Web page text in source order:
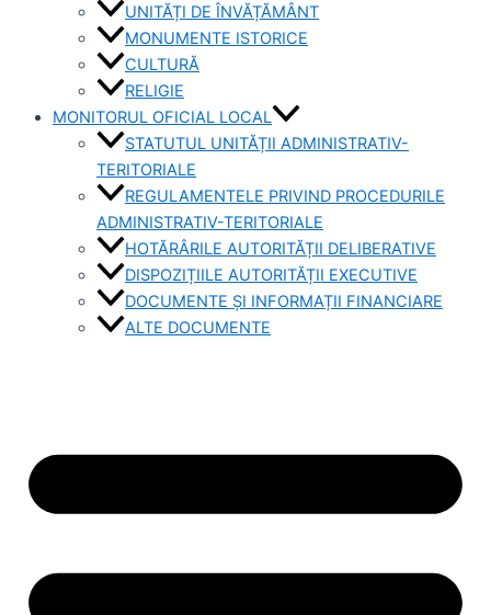
UNITĂȚI DE ÎNVĂȚĂMÂNT
MONUMENTE ISTORICE
CULTURĂ
RELIGIE
MONITORUL OFICIAL LOCAL
STATUTUL UNITĂȚII ADMINISTRATIV-
TERITORIALE
REGULAMENTELE PRIVIND PROCEDURILE
ADMINISTRATIV-TERITORIALE
HOTĂRÂRILE AUTORITĂȚII DELIBERATIVE
DISPOZIȚIILE AUTORITĂȚII EXECUTIVE
DOCUMENTE ȘI INFORMAȚII FINANCIARE
ALTE DOCUMENTE